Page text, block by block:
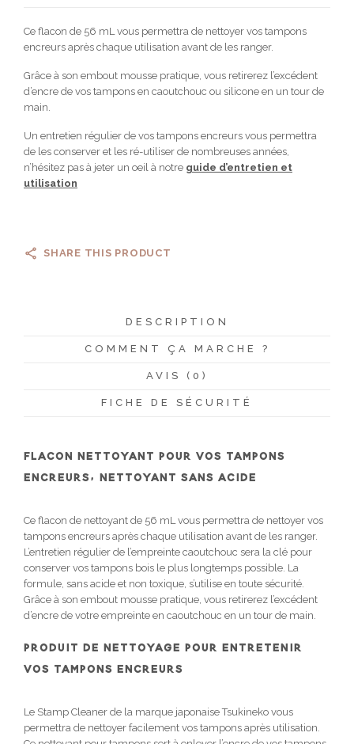
Ce flacon de 56 mL vous permettra de nettoyer vos tampons
encreurs après chaque utilisation avant de les ranger.
Grâce à son embout mousse pratique, vous retirerez l’excédent
d’encre de vos tampons en caoutchouc ou silicone en un tour de
main.
Un entretien régulier de vos tampons encreurs vous permettra
de les conserver et les ré-utiliser de nombreuses années,
n’hésitez pas à jeter un oeil à notre guide d’entretien et
utilisation
SHARE THIS PRODUCT
DESCRIPTION
COMMENT ÇA MARCHE ?
AVIS (0)
FICHE DE SÉCURITÉ
FLACON NETTOYANT POUR VOS TAMPONS
ENCREURS, NETTOYANT SANS ACIDE
Ce flacon de nettoyant de 56 mL vous permettra de nettoyer vos
tampons encreurs après chaque utilisation avant de les ranger.
L’entretien régulier de l’empreinte caoutchouc sera la clé pour
conserver vos tampons bois le plus longtemps possible. La
formule, sans acide et non toxique, s’utilise en toute sécurité.
Grâce à son embout mousse pratique, vous retirerez l’excédent
d’encre de votre empreinte en caoutchouc en un tour de main.
PRODUIT DE NETTOYAGE POUR ENTRETENIR
VOS TAMPONS ENCREURS
Le Stamp Cleaner de la marque japonaise Tsukineko vous
permettra de nettoyer facilement vos tampons après utilisation.